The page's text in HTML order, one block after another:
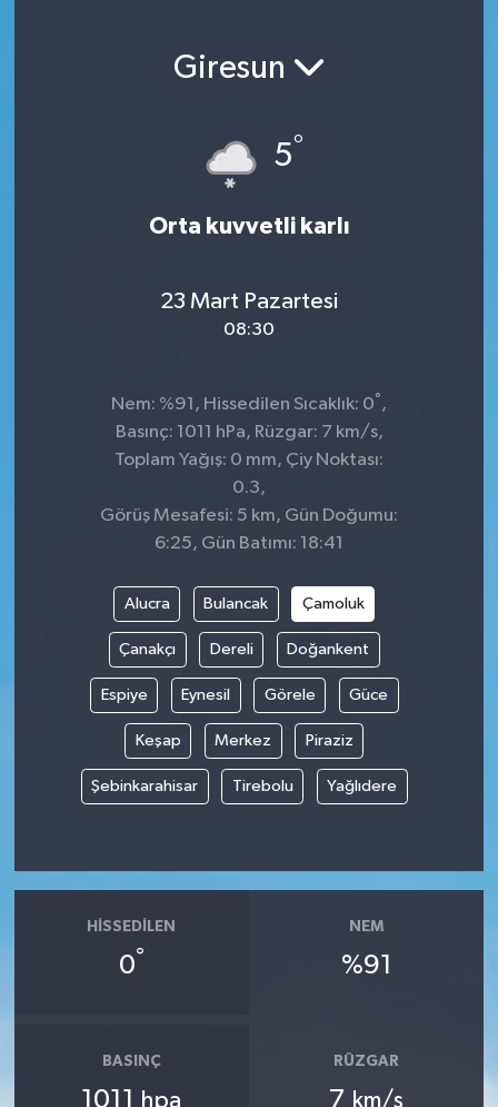
Giresun
5°
Orta kuvvetli karlı
23 Mart Pazartesi
08:30
Nem: %91, Hissedilen Sıcaklık: 0° ,
Basınç: 1011 hPa, Rüzgar: 7 km/s,
Toplam Yağış: 0 mm, Çiy Noktası:
0.3,
Görüş Mesafesi: 5 km, Gün Doğumu:
6:25, Gün Batımı: 18:41
Alucra Bulancak Çamoluk
Çanakçı Dereli Doğankent
Espiye Eynesil Görele Güce
Keşap Merkez Piraziz
Şebinkarahisar Tirebolu Yağlıdere
HISSEDILEN
0°
NEM
%91
BASINÇ
1011 hpa
RÜZGAR
7 km/s